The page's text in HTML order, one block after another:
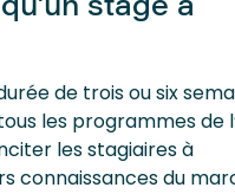
stage à
de trois ou six
les programmes de
les stagiaires à
connaissances du